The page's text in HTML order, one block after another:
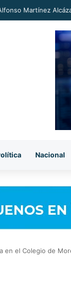
a proceso al «R1»
Nacional
en el Colegio de